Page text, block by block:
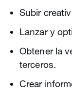
Subir
Lanzar y
Obtener la
terceros.
Crear